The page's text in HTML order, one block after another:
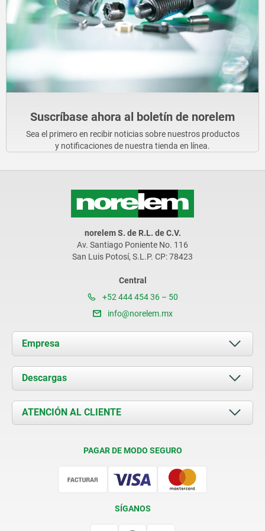
Suscríbase ahora al boletín de norelem
Sea el primero en recibir noticias sobre nuestros productos
y notificaciones de nuestra tienda en línea.
norelem S. de R.L. de C.V.
Av. Santiago Poniente No. 116
San Luis Potosí, S.L.P. CP: 78423
Central
+52 444 454 36 – 50
info@norelem.mx
Empresa
Acerca de nosotros
Novedades
Contacto
Descargas
Documents
ATENCIÓN AL CLIENTE
PAGAR DE MODO SEGURO
SÍGANOS